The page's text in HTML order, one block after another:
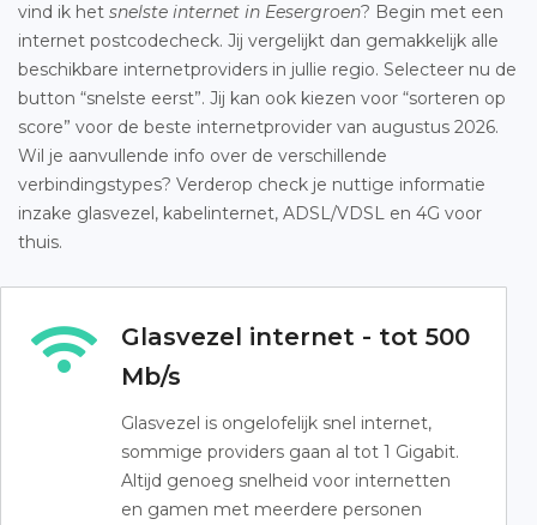
vind ik het snelste internet in Eesergroen? Begin met een
internet postcodecheck. Jij vergelijkt dan gemakkelijk alle
beschikbare internetproviders in jullie regio. Selecteer nu de
button “snelste eerst”. Jij kan ook kiezen voor “sorteren op
score” voor de beste internetprovider van augustus 2026.
Wil je aanvullende info over de verschillende
verbindingstypes? Verderop check je nuttige informatie
inzake glasvezel, kabelinternet, ADSL/VDSL en 4G voor
thuis.
Glasvezel internet - tot 500
Mb/s
Glasvezel is ongelofelijk snel internet,
sommige providers gaan al tot 1 Gigabit.
Altijd genoeg snelheid voor internetten
en gamen met meerdere personen